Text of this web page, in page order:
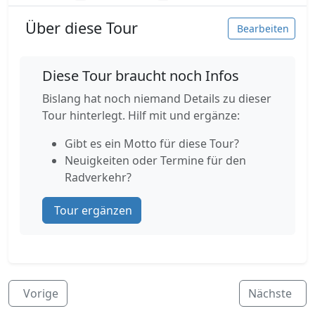
Über diese Tour Bearbeiten
Diese Tour braucht noch Infos
Bislang hat noch niemand Details zu dieser
Tour hinterlegt. Hilf mit und ergänze:
Gibt es ein Motto für diese Tour?
Neuigkeiten oder Termine für den
Radverkehr?
Tour ergänzen
Vorige Nächste